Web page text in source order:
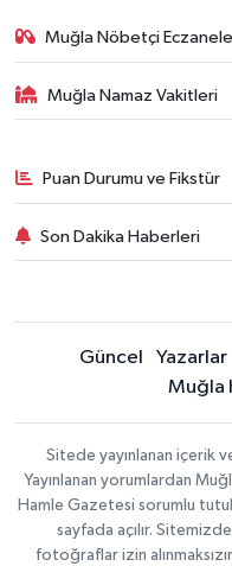
Muğla Nöbetçi
Muğla Namaz Vakitleri
Puan Durumu ve Fikstür
Son Dakika Haberleri
Güncel Yazarlar
Muğla
Sitede yayınlanan içerik
Yayınlanan yorumlardan
Hamle Gazetesi sorumlu
sayfada açılır.
fotoğraflar izin